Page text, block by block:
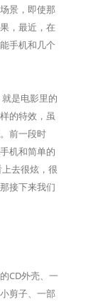
景，即使那
，最近，在
手机和几个
是电影里的
的特效，虽
前一段时
机和简单的
去很炫，很
接下来我们
CD外壳、一
剪子、一部